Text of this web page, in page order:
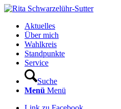
Aktuelles
Über mich
Wahlkreis
Standpunkte
Service
Suche
Menü Menü